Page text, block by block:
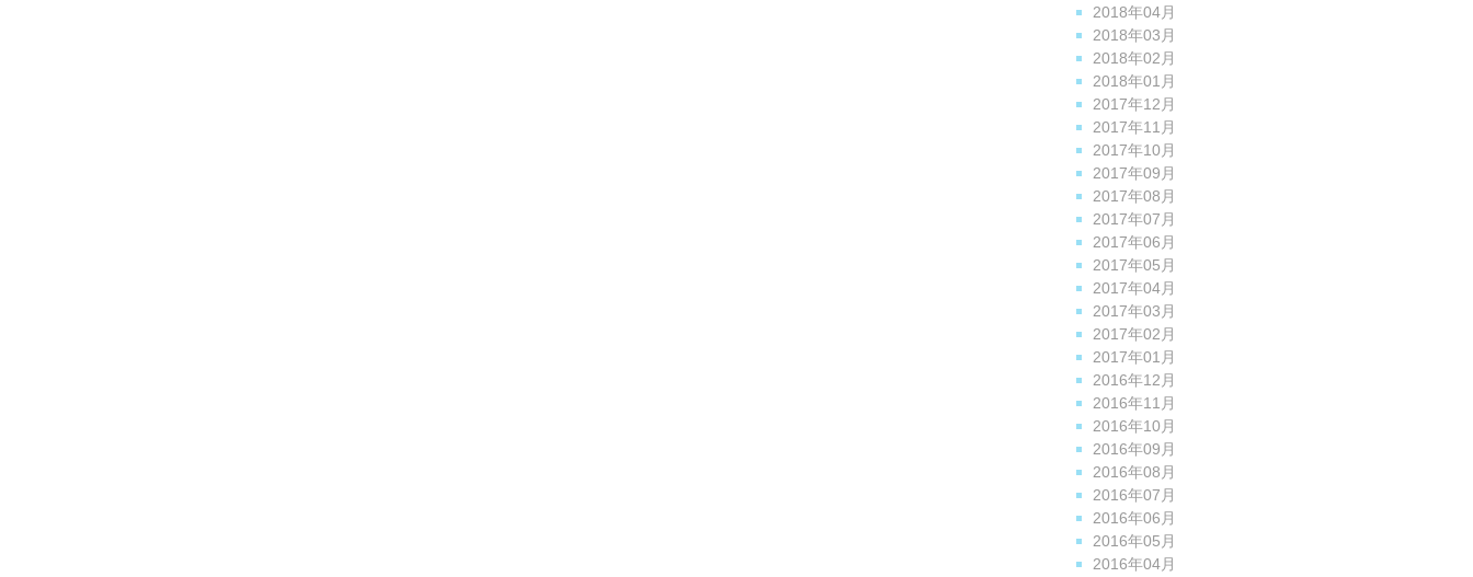
2018年04月
2018年03月
2018年02月
2018年01月
2017年12月
2017年11月
2017年10月
2017年09月
2017年08月
2017年07月
2017年06月
2017年05月
2017年04月
2017年03月
2017年02月
2017年01月
2016年12月
2016年11月
2016年10月
2016年09月
2016年08月
2016年07月
2016年06月
2016年05月
2016年04月